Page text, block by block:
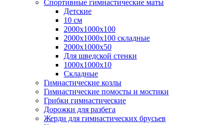
Спортивные гимнастические маты
Детские
10 см
2000х1000х100
2000х1000х100 складные
2000х1000х50
Для шведской стенки
1000х1000х10
Складные
Гимнастические козлы
Гимнастические помосты и мостики
Грибки гимнастические
Дорожки для разбега
Жерди для гимнастических брусьев